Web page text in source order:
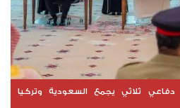
دفاعي ثلاثي يجمع السعودية وتركيا